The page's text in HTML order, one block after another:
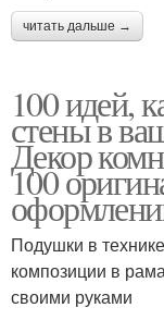
читать дальше →
100 идей,
стены в
Декор
100
Подушки в
композиции в
своими руками